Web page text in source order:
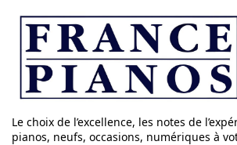
contenu
Le choix de l’excellence, les notes de
pianos, neufs, occasions, numériques à